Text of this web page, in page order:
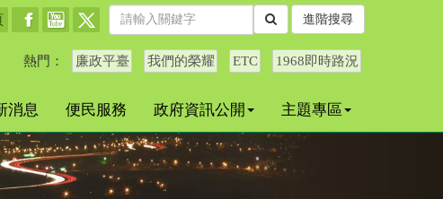
進階搜尋
熱門： 廉政平臺 我們的榮耀 ETC 1968即時路況
消息 便民服務 政府資訊公開 主題專區
下